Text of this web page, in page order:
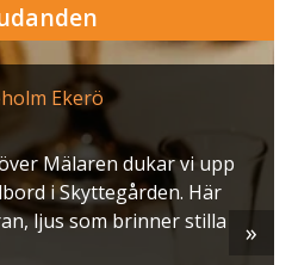
Ekerö
Mälaren dukar vi upp
i Skyttegården. Här
ljus som brinner stilla
»